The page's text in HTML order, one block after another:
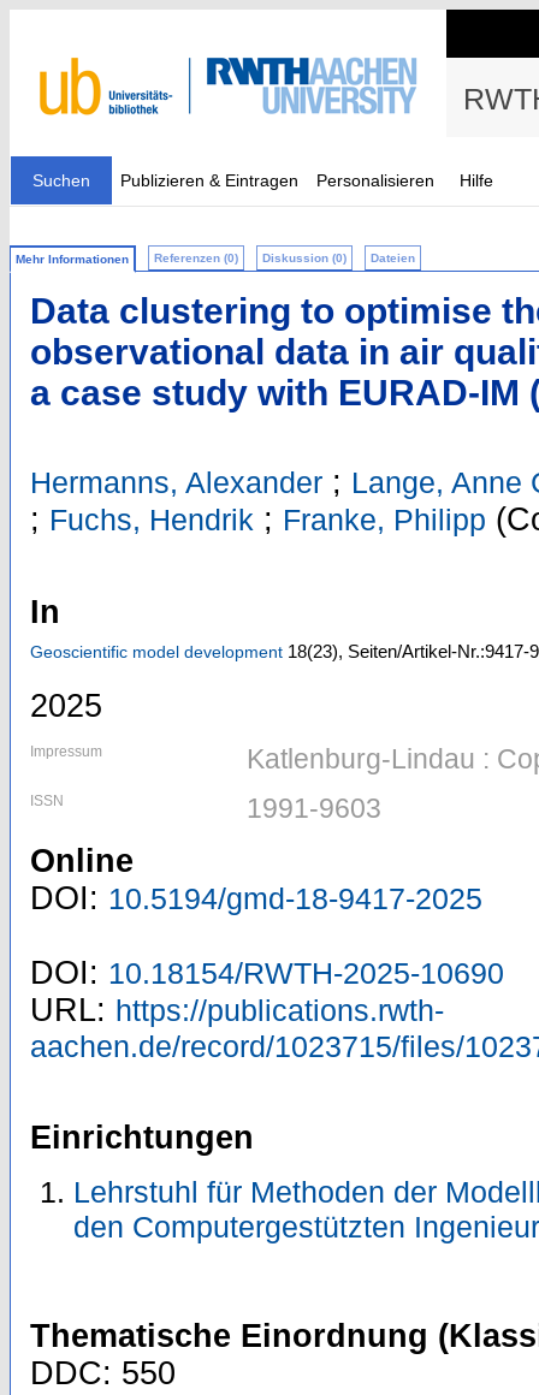
Suchen Publizieren & Eintragen Personalisieren Hilfe
Mehr Informationen Referenzen (0) Diskussion (0) Dateien
Data clustering to optimise
observational data in air
a case study with EURAD-IM
Hermanns, Alexander ; Lange, Anne
; Fuchs, Hendrik ; Franke, Philipp
In
Geoscientific model development 18(23), Seiten/Artikel-Nr.:9417-
2025
Impressum Katlenburg-Lindau :
ISSN 1991-9603
Online
DOI: 10.5194/gmd-18-9417-2025
DOI: 10.18154/RWTH-2025-10690
URL: https://publications.rwth-
aachen.de/record/1023715/files/
Einrichtungen
Lehrstuhl für Methoden der
den Computergestützten
Thematische Einordnung
DDC: 550